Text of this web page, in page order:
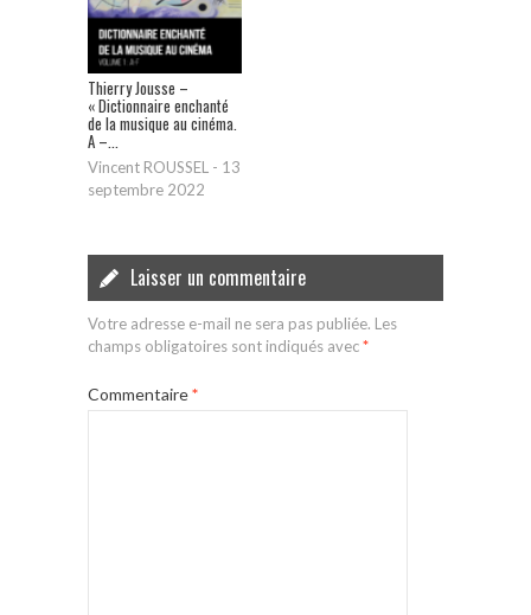
Thierry Jousse –
« Dictionnaire enchanté
de la musique au cinéma.
A –...
Vincent ROUSSEL - 13
septembre 2022
Laisser un commentaire
Votre adresse e-mail ne sera pas publiée. Les
champs obligatoires sont indiqués avec*
Commentaire*